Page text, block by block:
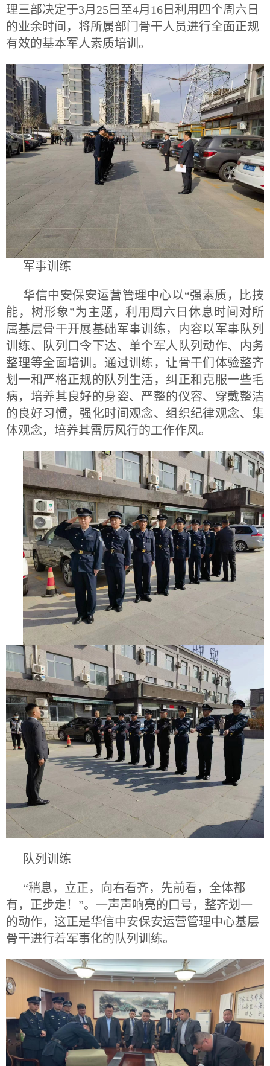
理三部决定于3月25日至4月16日利用四个周六日
的业余时间，将所属部门骨干人员进行全面正规
有效的基本军人素质培训。
军事训练
华信中安保安运营管理中心以“强素质，比技
能，树形象”为主题，利用周六日休息时间对所
属基层骨干开展基础军事训练，内容以军事队列
训练、队列口令下达、单个军人队列动作、内务
整理等全面培训。通过训练，让骨干们体验整齐
划一和严格正规的队列生活，纠正和克服一些毛
病，培养其良好的身姿、严整的仪容、穿戴整洁
的良好习惯，强化时间观念、组织纪律观念、集
体观念，培养其雷厉风行的工作作风。
队列训练
“稍息，立正，向右看齐，先前看，全体都
有，正步走！”。一声声响亮的口号，整齐划一
的动作，这正是华信中安保安运营管理中心基层
骨干进行着军事化的队列训练。